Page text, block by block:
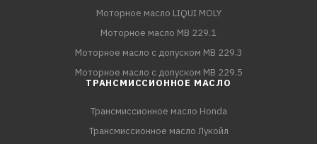
Моторное масло LIQUI MOLY
Моторное масло MB 229.1
Моторное масло с допуском MB 229.3
Моторное масло с допуском MB 229.5
ТРАНСМИССИОННОЕ МАСЛО
Трансмиссионное масло Honda
Трансмиссионное масло Лукойл